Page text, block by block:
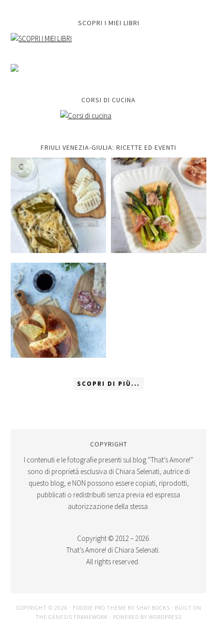
SCOPRI I MIEI LIBRI
CORSI DI CUCINA
FRIULI VENEZIA-GIULIA: RICETTE ED EVENTI
SCOPRI DI PIÙ...
COPYRIGHT
I contenuti e le fotografie presenti sul blog “That’s Amore!”
sono di proprietà esclusiva di Chiara Selenati, autrice di
questo blog, e NON possono essere copiati, riprodotti,
pubblicati o redistribuiti senza previa ed espressa
autorizzazione della stessa.
Copyright © 2012 – 2026
That’s Amore! di Chiara Selenati.
All rights reserved.
COPYRIGHT © 2026 · FOODIE PRO THEME BY SHAY BOCKS · BUILT ON
THE GENESIS FRAMEWORK · POWERED BY WORDPRESS